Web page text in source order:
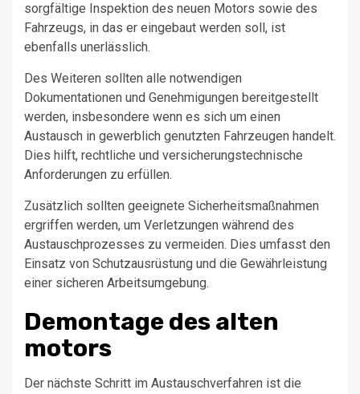
sorgfältige Inspektion des neuen Motors sowie des
Fahrzeugs, in das er eingebaut werden soll, ist
ebenfalls unerlässlich.
Des Weiteren sollten alle notwendigen
Dokumentationen und Genehmigungen bereitgestellt
werden, insbesondere wenn es sich um einen
Austausch in gewerblich genutzten Fahrzeugen handelt.
Dies hilft, rechtliche und versicherungstechnische
Anforderungen zu erfüllen.
Zusätzlich sollten geeignete Sicherheitsmaßnahmen
ergriffen werden, um Verletzungen während des
Austauschprozesses zu vermeiden. Dies umfasst den
Einsatz von Schutzausrüstung und die Gewährleistung
einer sicheren Arbeitsumgebung.
Demontage des alten
motors
Der nächste Schritt im Austauschverfahren ist die